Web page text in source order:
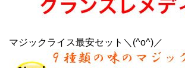
マジックライス最安セット＼(^o^)／